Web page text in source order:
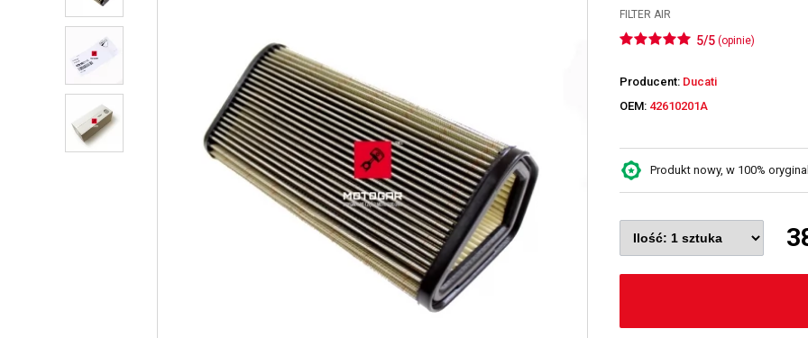
FILTER AIR
5/5 (opinie)
Producent: Ducati
OEM: 42610201A
Produkt nowy, w 100%